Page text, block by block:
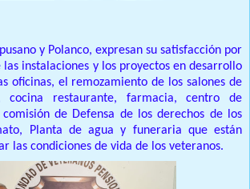
y Polanco, expresan su satisfacción por
instalaciones y los proyectos en desarrollo
oficinas, el remozamiento de los salones de
cocina restaurante, farmacia, centro de
de Defensa de los derechos de los
Planta de agua y funeraria que están
las condiciones de vida de los veteranos.